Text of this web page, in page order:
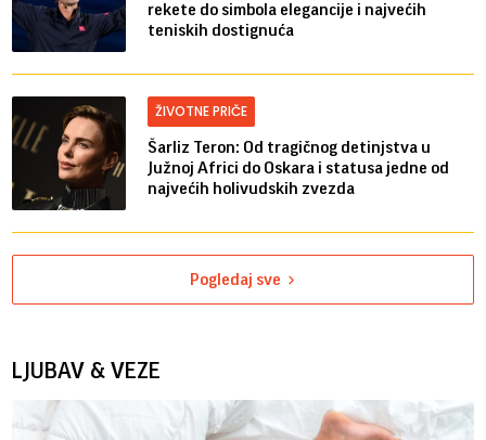
rekete do simbola elegancije i najvećih
teniskih dostignuća
ŽIVOTNE PRIČE
Šarliz Teron: Od tragičnog detinjstva u
Južnoj Africi do Oskara i statusa jedne od
najvećih holivudskih zvezda
Pogledaj sve
LJUBAV & VEZE